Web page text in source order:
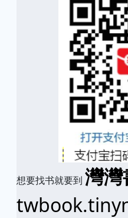
想要找书就要到 灣